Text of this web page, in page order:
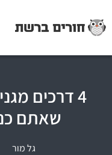
4 דרכים
שאתם
גל מור